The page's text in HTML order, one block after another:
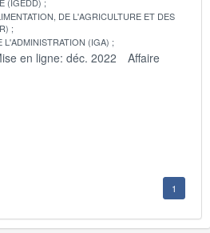
DE L'AGRICULTURE ET DES
L'ADMINISTRATION (IGA)
en ligne: déc. 2022
Affaire
1